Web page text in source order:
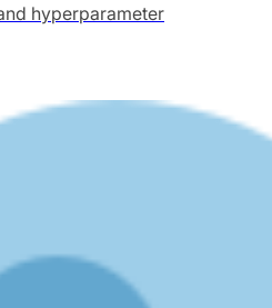
hyperparameter